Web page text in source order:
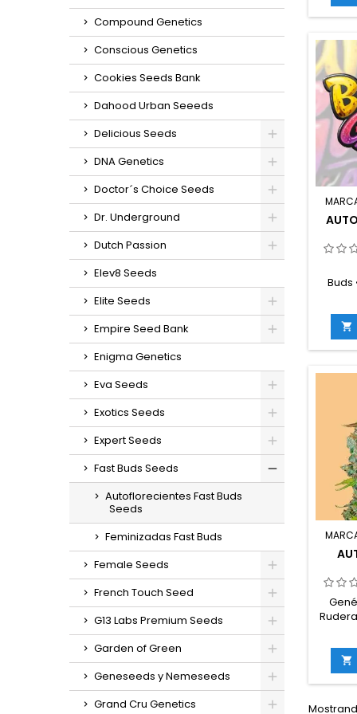
Compound Genetics
Conscious Genetics
Cookies Seeds Bank
Dahood Urban Seeeds
Delicious Seeds
DNA Genetics
Doctor´s Choice Seeds
Dr. Underground
Dutch Passion
Elev8 Seeds
Elite Seeds
Empire Seed Bank
Enigma Genetics
Eva Seeds
Exotics Seeds
Expert Seeds
Fast Buds Seeds
Autoflorecientes Fast Buds
Seeds
Feminizadas Fast Buds
Female Seeds
French Touch Seed
G13 Labs Premium Seeds
Garden of Green
Geneseeds y Nemeseeds
Grand Cru Genetics
g/
g/
en
Buds
Auto
F1 •
10
con
con

45%
